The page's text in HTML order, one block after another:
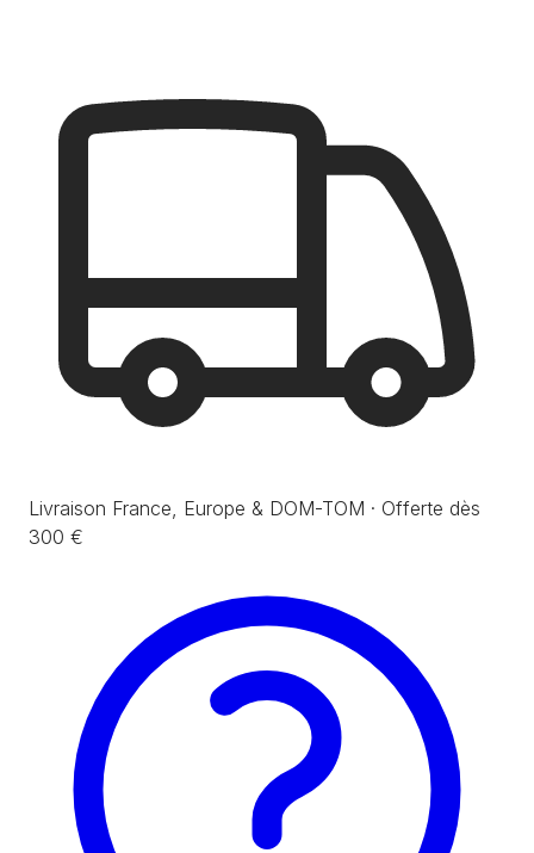
Livraison France, Europe & DOM-TOM · Offerte dès
300 €